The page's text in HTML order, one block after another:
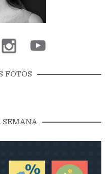
FOTOS
SEMANA